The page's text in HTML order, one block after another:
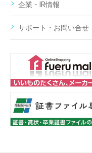
企業・IR情報
サポート・お問い合せ